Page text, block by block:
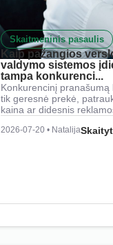
Skaitmeninis pasaulis
Kaip pažangios
valdymo sistemos
tampa konkurenci...
Konkurencinį pranašumą
tik geresnė prekė,
kaina ar didesnis
2026-07-20 • Natalija